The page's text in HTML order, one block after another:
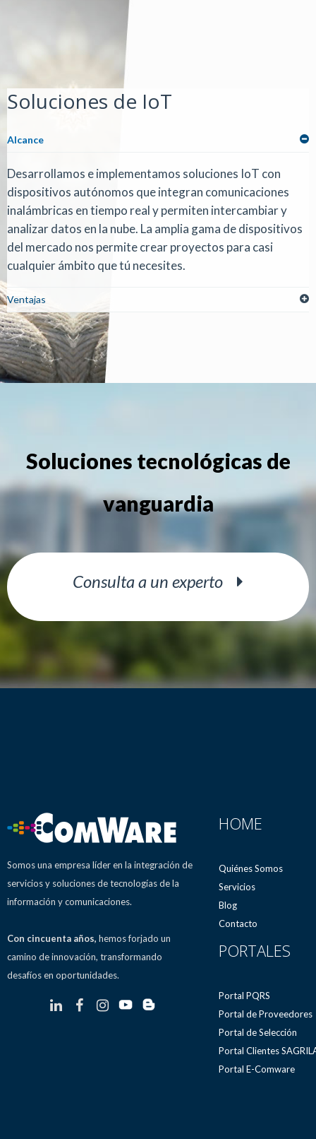
Soluciones de IoT
Alcance
Desarrollamos e implementamos soluciones IoT con
dispositivos autónomos que integran comunicaciones
inalámbricas en tiempo real y permiten intercambiar y
analizar datos en la nube. La amplia gama de dispositivos
del mercado nos permite crear proyectos para casi
cualquier ámbito que tú necesites.
Ventajas
Soluciones tecnológicas de
vanguardia
Consulta a un experto
Somos una empresa líder en la integración de
servicios y soluciones de tecnologías de la
información y comunicaciones.
Con cincuenta años, hemos forjado un
camino de innovación, transformando
desafíos en oportunidades.
HOME
Quiénes Somos
Servicios
Blog
Contacto
PORTALES
Portal PQRS
Portal de Proveedores
Portal de Selección
Portal Clientes
Portal E-Comware